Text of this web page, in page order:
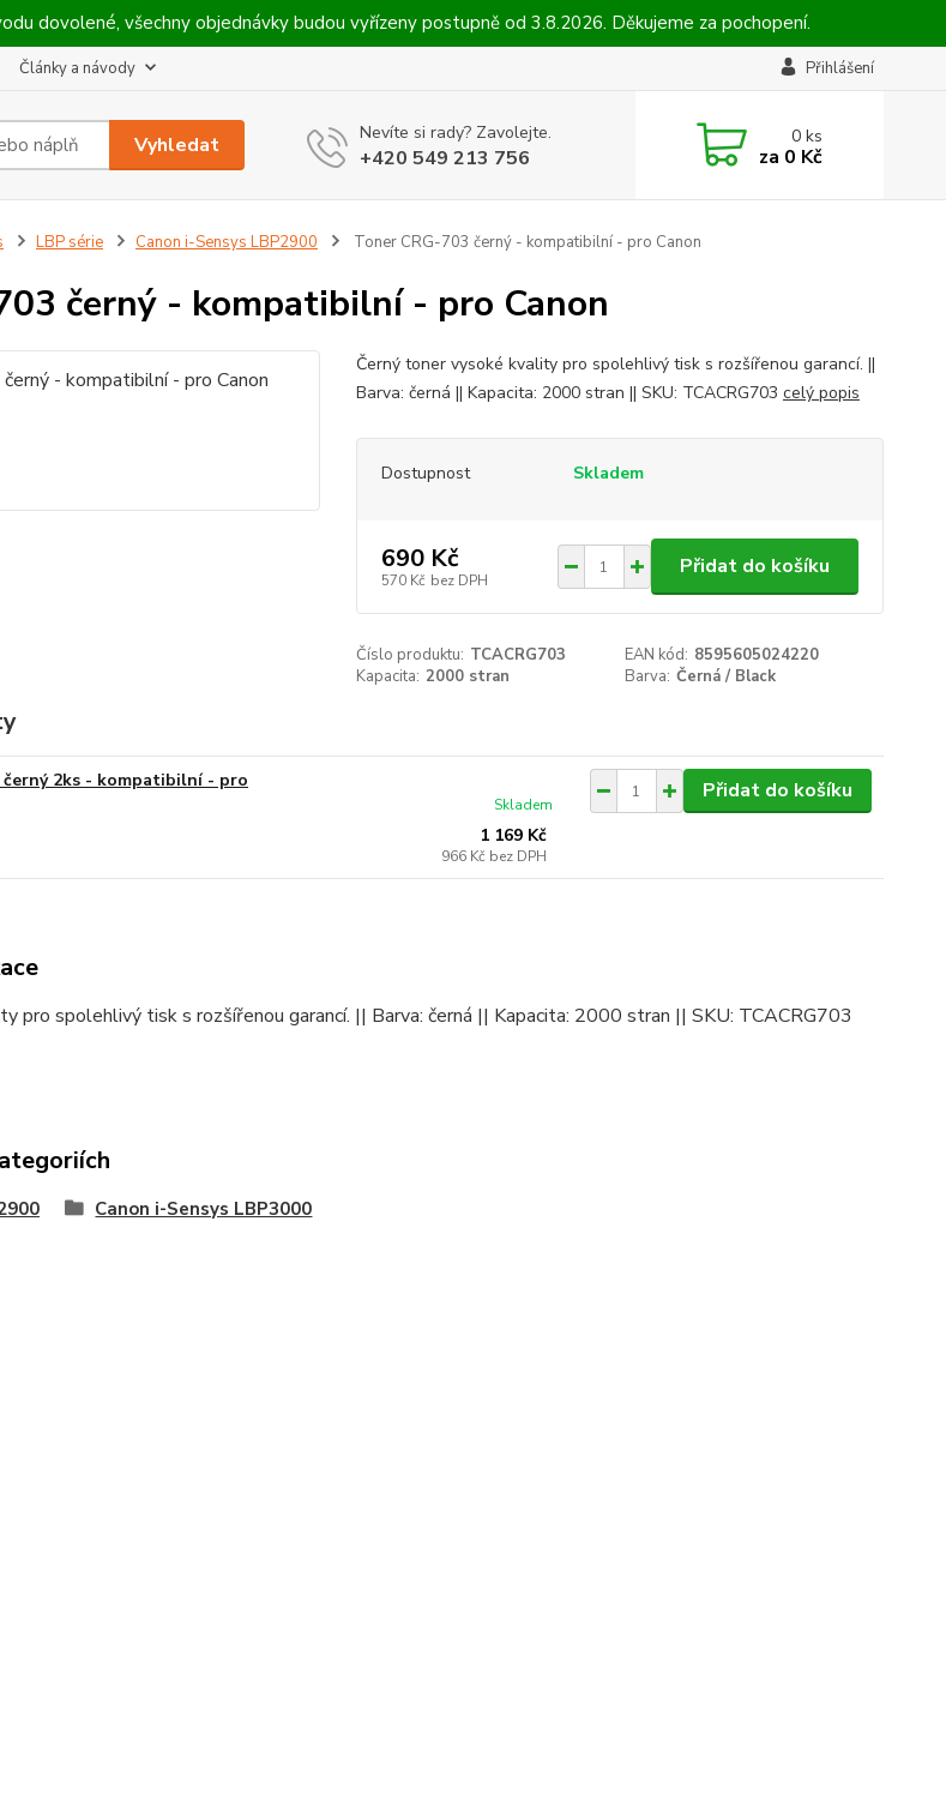
dovolené, všechny objednávky budou vyřízeny postupně od 3.8.2026. Děkujeme za pochopení.
Články a návody Přihlášení
Vyhledat Nevíte si rady? Zavolejte.
+420 549 213 756
0ks
za 0 Kč
LBP série Canon i-Sensys LBP2900 Toner CRG-703 černý - kompatibilní - pro Canon
černý - kompatibilní - pro Canon
Černý toner vysoké kvality pro spolehlivý tisk s rozšířenou garancí. ||
Barva: černá || Kapacita: 2000 stran || SKU: TCACRG703 celý popis
Dostupnost Skladem
690 Kč
570 Kč bez DPH
Přidat do košíku
Číslo produktu: TCACRG703 EAN kód: 8595605024220
Kapacita: 2000 stran Barva: Černá / Black
černý 2ks - kompatibilní - pro
1 169 Kč
966 Kč bez DPH
Skladem
Přidat do košíku
pro spolehlivý tisk s rozšířenou garancí. || Barva: černá || Kapacita: 2000 stran || SKU: TCACRG703
Canon i-Sensys LBP3000